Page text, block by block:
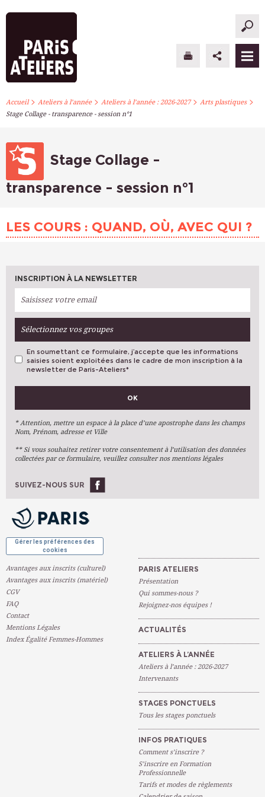
PARIS ATELIERS
ATELIERS À L’ANNÉE
STAGES PONCTUELS
S’INSCRIRE
Accueil> Ateliers à l’année> Ateliers à l’année : 2026-2027> Arts plastiques>
Stage Collage - transparence - session n°1
Stage Collage -
transparence - session n°1
LES COURS : QUAND, OÙ, AVEC QUI ?
INSCRIPTION À LA NEWSLETTER
Sélectionnez vos groupes
VOS PRÉFÉRENCES
Arts Plastiques
Arts Du Texte
Arts Numériques
Ateliers À L'année
En soumettant ce formulaire, j’accepte que les informations
saisies soient exploitées dans le cadre de mon inscription à la
newsletter de Paris-Ateliers*
OK
* Attention, mettre un espace à la place d’une apostrophe dans les champs
Nom, Prénom, adresse et Ville
** Si vous souhaitez retirer votre consentement à l’utilisation des données
collectées par ce formulaire, veuillez consulter nos mentions légales
SUIVEZ-NOUS SUR
Gérer les préférences des
cookies
Avantages aux inscrits (culturel)
Avantages aux inscrits (matériel)
CGV
FAQ
Contact
Mentions Légales
Index Égalité Femmes-Hommes
PARIS ATELIERS
Présentation
Qui sommes-nous ?
Rejoignez-nos équipes !
ACTUALITÉS
ATELIERS À L’ANNÉE
Ateliers à l’année : 2026-2027
Intervenants
STAGES PONCTUELS
Tous les stages ponctuels
INFOS PRATIQUES
Comment s’inscrire ?
S’inscrire en Formation
Professionnelle
Tarifs et modes de règlements